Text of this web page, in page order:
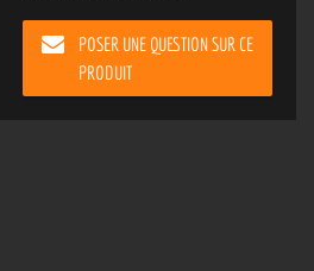
POSER UNE QUESTION SUR CE
PRODUIT